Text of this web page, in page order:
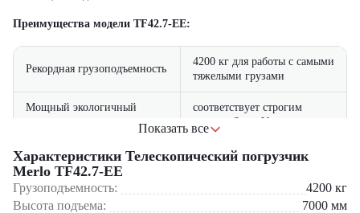
Преимущества модели TF42.7-EE:
Рекордная грузоподъемность
4200 кг для работы с самыми
тяжелыми грузами
Мощный экологичный
соответствует строгим
нормам Stage V
Превосходная стабильность
усиленная ходовая часть и
система стабилизации
просторная кабина с климат-
Показать все
Характеристики Телескопический погрузчик
Merlo TF42.7-EE
Грузоподъемность: 4200 кг
Высота подъема:
7000 мм